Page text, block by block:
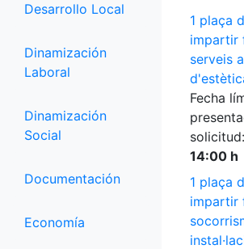
Desarrollo Local
Dinamización
Laboral
Dinamización
Social
Documentación
Economía
1 plaça
impartir
serveis
Fecha
solicitud:
14:00 h
1 plaça
impartir